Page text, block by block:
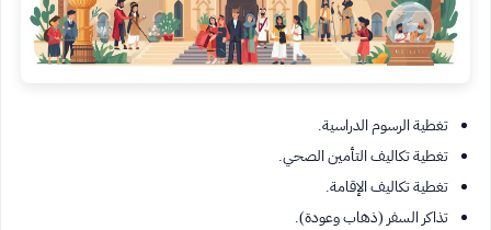
تغطية الرسوم الدراسية.
تغطية تكاليف التأمين الصحي.
تغطية تكاليف الإقامة.
تذاكر السفر (ذهاب وعودة).